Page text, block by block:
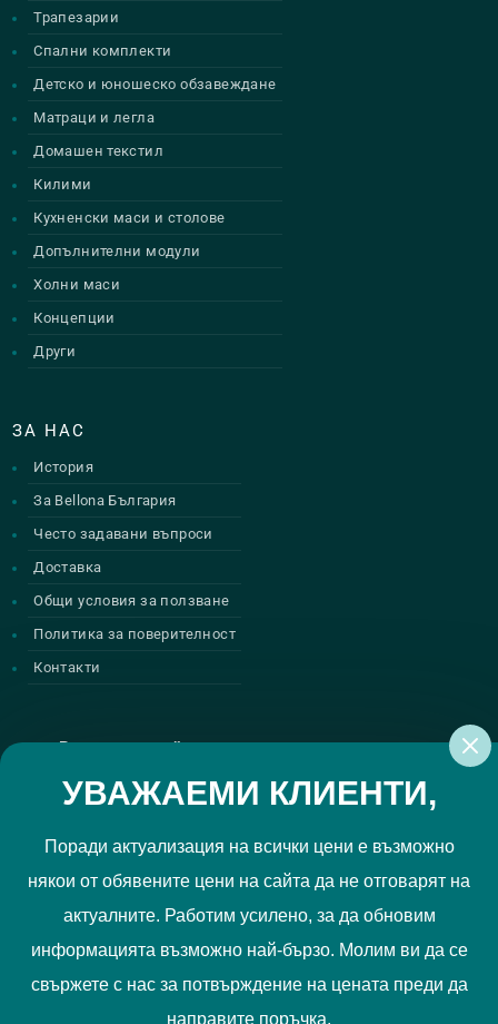
УВАЖАЕМИ КЛИЕНТИ,
Поради актуализация на всички цени е възможно
някои от обявените цени на сайта да не отговарят на
актуалните. Работим усилено, за да обновим
информацията възможно най-бързо. Молим ви да се
свържете с нас за потвърждение на цената преди да
направите поръчка.
Трапезарии
Спални комплекти
Детско и юношеско обзавеждане
Матраци и легла
Домашен текстил
Килими
Кухненски маси и столове
Допълнителни модули
Холни маси
Концепции
Други
ЗА НАС
История
За Bellona България
Често задавани въпроси
Доставка
Общи условия за ползване
Политика за поверителност
Контакти
Регистрирай се за нашите атрактивни
Прочетох и приемам Политиката за поверителност
РЕГИСТРИРАЙ МЕ
Ние използваме "бисквитки", за да Ви осигурим по-добро